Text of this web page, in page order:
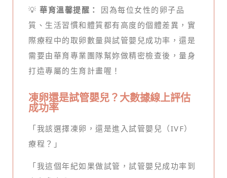
💡 華育溫馨提醒：
因為每位女性的卵子品
質、生活習慣和體質都有高度的個體差異，實
際療程中的取卵數量與試管嬰兒成功率，還是
需要由華育專業團隊幫妳做精密檢查後，量身
打造專屬的生育計畫喔！
凍卵還是試管嬰兒？大數據線上評估
成功率
「我該選擇凍卵，還是進入試管嬰兒（IVF）
療程？」
「我這個年紀如果做試管，試管嬰兒成功率到